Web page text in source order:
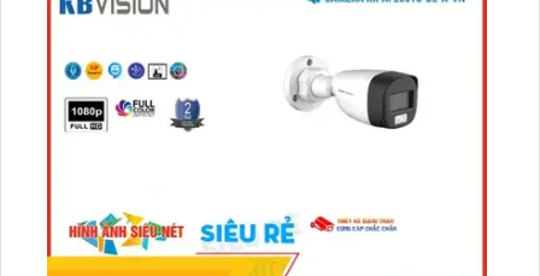
đến 30m. Được sử dụng cho dự án dân dụng, thiết bị
thân kim loại chống nước, trang bị đặc biệt tăng độ
nhạy sáng trên cảm biến sử dụng công nghệ AGC
(Auto Gain Control). Kết hợp với IP POE, thiết bị còn
Compensation (BLC) giúp bù ánh sáng tốt và Hồng
Ngoại Smart IR để tiết kiệm dung lượng lên đến 50%